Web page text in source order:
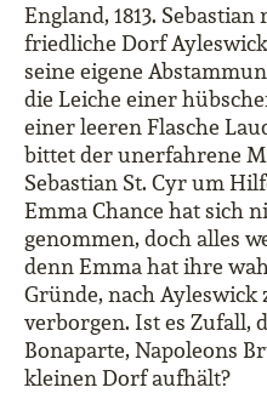
England, 1813.
friedliche Dorf
seine eigene
die Leiche einer
einer leeren Flasche
bittet der unerfahrene
Sebastian St. Cyr um
Emma Chance hat sich
genommen, doch alles
denn Emma hat ihre
Gründe, nach Ayleswick
verborgen. Ist es Zufall,
Bonaparte, Napoleons
kleinen Dorf aufhält?